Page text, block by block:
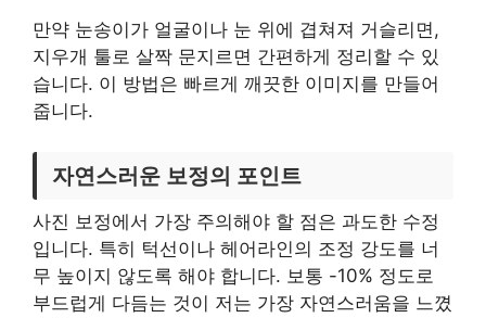
만약 눈송이가 얼굴이나 눈 위에 겹쳐져 거슬리면,
지우개 툴로 살짝 문지르면 간편하게 정리할 수 있
습니다. 이 방법은 빠르게 깨끗한 이미지를 만들어
줍니다.
자연스러운 보정의 포인트
사진 보정에서 가장 주의해야 할 점은 과도한 수정
입니다. 특히 턱선이나 헤어라인의 조정 강도를 너
무 높이지 않도록 해야 합니다. 보통 -10% 정도로
부드럽게 다듬는 것이 저는 가장 자연스러움을 느꼈